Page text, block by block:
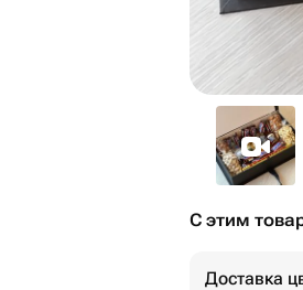
С этим
Доставка